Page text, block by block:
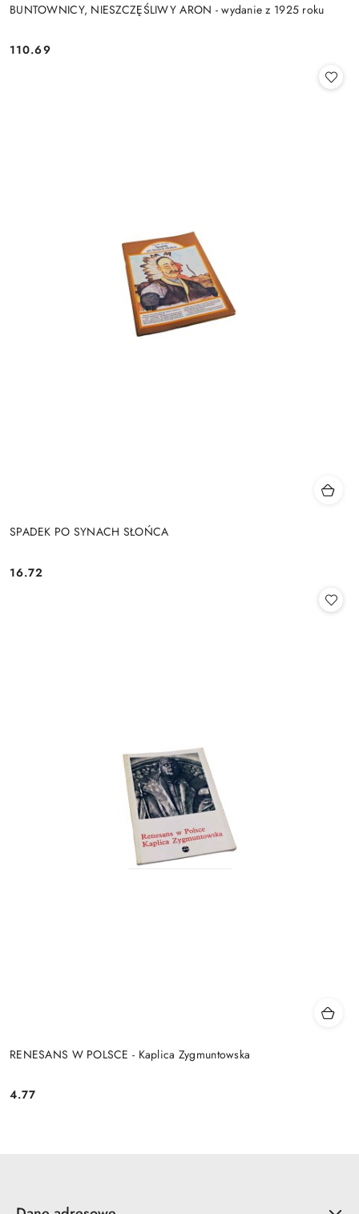
BUNTOWNICY, NIESZCZĘŚLIWY ARON - wydanie z 1925 roku
Cena:
110.69
SPADEK PO SYNACH SŁOŃCA
Cena:
16.72
RENESANS W POLSCE - Kaplica Zygmuntowska
Cena:
4.77